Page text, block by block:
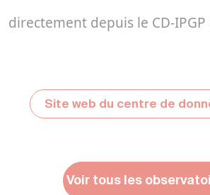
directement depuis le CD-IPGP
Site web du centre de
Voir tous les